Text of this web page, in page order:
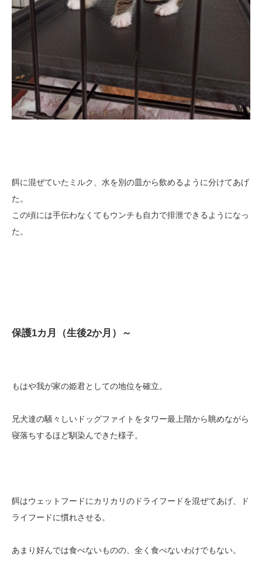
餌に混ぜていたミルク、水を別の皿から飲めるように分けてあげ
た。
この頃には手伝わなくてもウンチも自力で排泄できるようになっ
た。
保護1カ月（生後2か月）～
もはや我が家の姫君としての地位を確立。
兄犬達の騒々しいドッグファイトをタワー最上階から眺めながら
寝落ちするほど馴染んできた様子。
餌はウェットフードにカリカリのドライフードを混ぜてあげ、ド
ライフードに慣れさせる。
あまり好んでは食べないものの、全く食べないわけでもない。